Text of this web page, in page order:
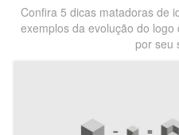
Confira 5 dicas matadoras de
exemplos da evolução do
por seu